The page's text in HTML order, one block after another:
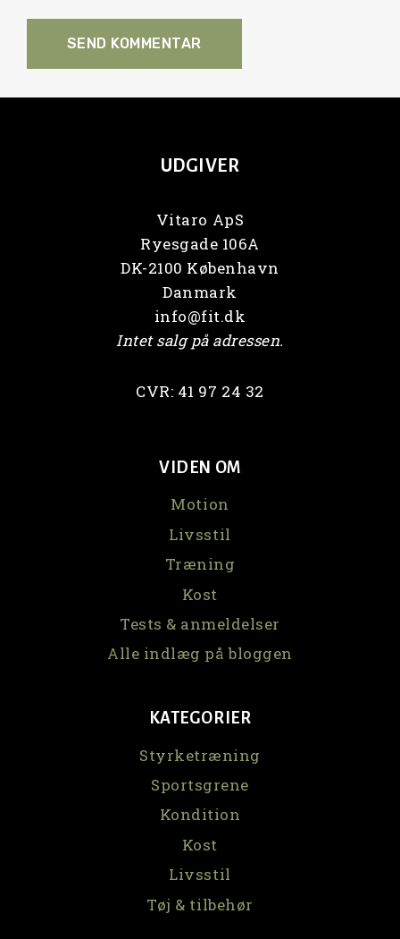
UDGIVER
Vitaro ApS
Ryesgade 106A
DK-2100 København
Danmark
info@fit.dk
Intet salg på adressen.
CVR: 41 97 24 32
VIDEN OM
Motion
Livsstil
Træning
Kost
Tests & anmeldelser
Alle indlæg på bloggen
KATEGORIER
Styrketræning
Sportsgrene
Kondition
Kost
Livsstil
Tøj & tilbehør